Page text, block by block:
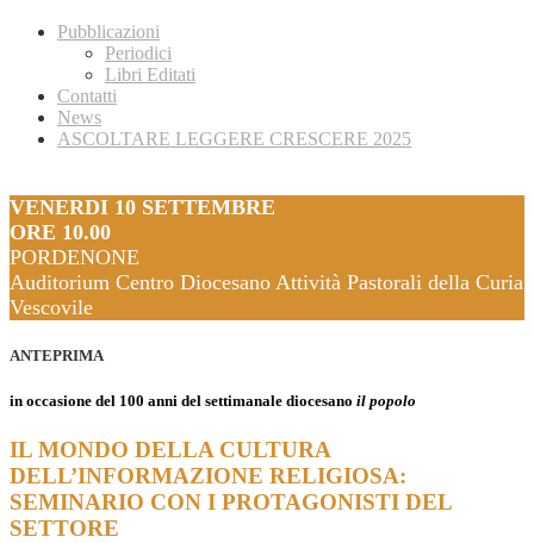
Pubblicazioni
Periodici
Libri Editati
Contatti
News
ASCOLTARE LEGGERE CRESCERE 2025
VENERDI 10 SETTEMBRE
ORE 10.00
PORDENONE
Auditorium Centro Diocesano Attività Pastorali della Curia
Vescovile
ANTEPRIMA
in occasione del 100 anni del settimanale diocesano il popolo
IL MONDO DELLA CULTURA
DELL’INFORMAZIONE RELIGIOSA:
SEMINARIO CON I PROTAGONISTI DEL
SETTORE